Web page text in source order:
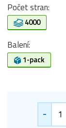
Počet stran:
4000
Balení:
1-pack
-